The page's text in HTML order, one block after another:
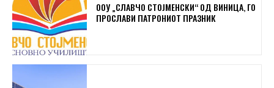
ООУ „СЛАВЧО СТОЈМЕНСКИ“ ОД ВИНИЦА, ГО
ПРОСЛАВИ ПАТРОНИОТ ПРАЗНИК